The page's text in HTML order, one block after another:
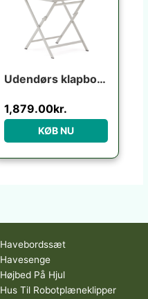
Udendørs klapbord Kave Home Torreta foldbart hvid aluminium 70×70 cm terrassebord til 4 personer
1,879.00kr.
KØB NU
Havebordssæt
Havesenge
Højbed På Hjul
Hus Til Robotplæneklipper